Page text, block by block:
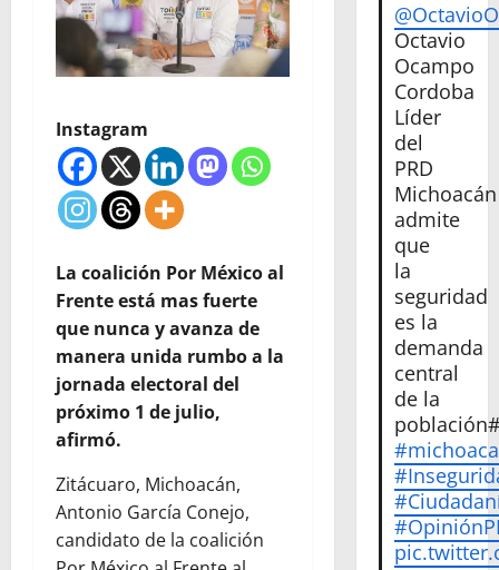
Instagram
La coalición Por México al
Frente está mas fuerte
que nunca y avanza de
manera unida rumbo a la
jornada electoral del
próximo 1 de julio,
afirmó.
Zitácuaro, Michoacán,
Antonio García Conejo,
candidato de la coalición
Octavio
Ocampo
Cordoba
Líder
del
PRD
Michoacán
admite
que
la
seguridad
es la
demanda
central
de la